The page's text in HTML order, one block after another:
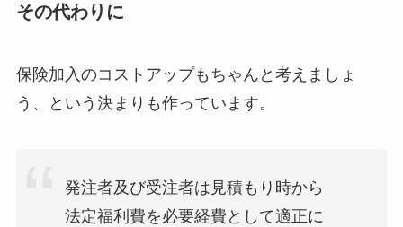
その代わりに
保険加入のコストアップもちゃんと考えましょ
う、という決まりも作っています。
発注者及び受注者は見積もり時から
法定福利費を必要経費として適正に